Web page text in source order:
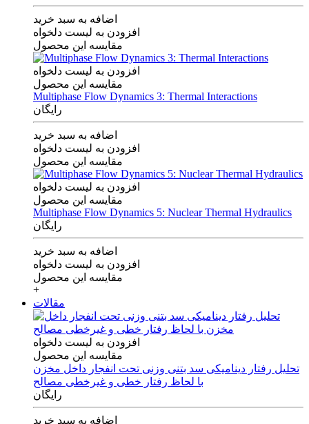
اضافه به سبد خرید
افزودن به لیست دلخواه
مقایسه این محصول
افزودن به لیست دلخواه
مقایسه این محصول
Multiphase Flow Dynamics 3: Thermal Interactions
رایگان
اضافه به سبد خرید
افزودن به لیست دلخواه
مقایسه این محصول
افزودن به لیست دلخواه
مقایسه این محصول
Multiphase Flow Dynamics 5: Nuclear Thermal Hydraulics
رایگان
اضافه به سبد خرید
افزودن به لیست دلخواه
مقایسه این محصول
+
مقالات
افزودن به لیست دلخواه
مقایسه این محصول
تحلیل رفتار دینامیکی سد بتنی وزنی تحت انفجار داخل مخزن
با لحاظ رفتار خطی و غیرخطی مصالح
رایگان
اضافه به سبد خرید